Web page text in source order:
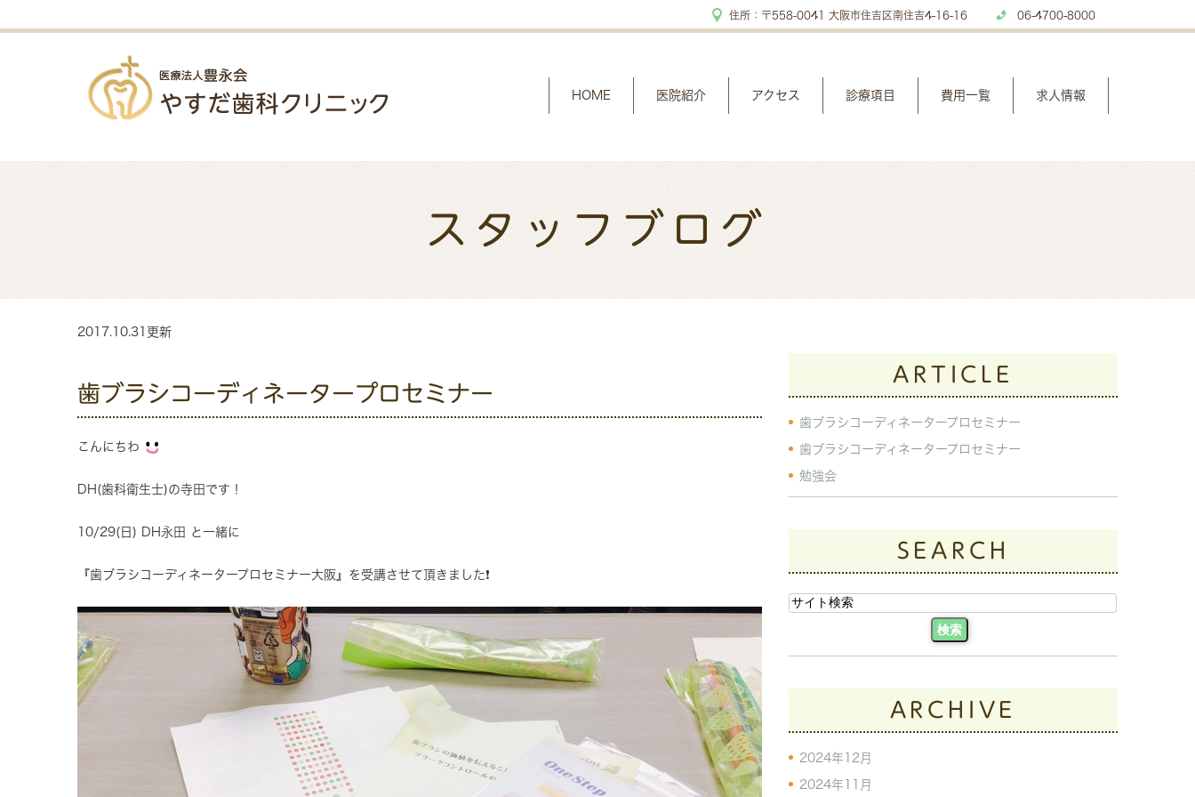
住所：〒558-0041 大阪市住吉区南住吉4-16-16 06-4700-8000
HOME 医院紹介 アクセス 診療項目 費用一覧 求人情報
スタッフブログ
2017.10.31更新
歯ブラシコーディネータープロセミナー
こんにちわ
DH(歯科衛生士)の寺田です！
10/29(日) DH永田 と一緒に
『歯ブラシコーディネータープロセミナー大阪』を受講させて頂きました❗️
ARTICLE
歯ブラシコーディネータープロセミナー
歯ブラシコーディネータープロセミナー
勉強会
SEARCH
ARCHIVE
2024年12月
2024年11月